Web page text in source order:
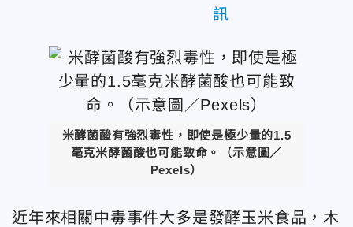
訊
米酵菌酸有強烈毒性，即使是極少量的1.5
毫克米酵菌酸也可能致命。（示意圖／
Pexels）
近年來相關中毒事件大多是發酵玉米食品，木